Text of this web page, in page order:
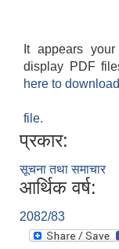
It appears
display PDF
here to
file.
प्रकार:
सूचना तथा समाचार
आर्थिक वर्ष:
2082/83